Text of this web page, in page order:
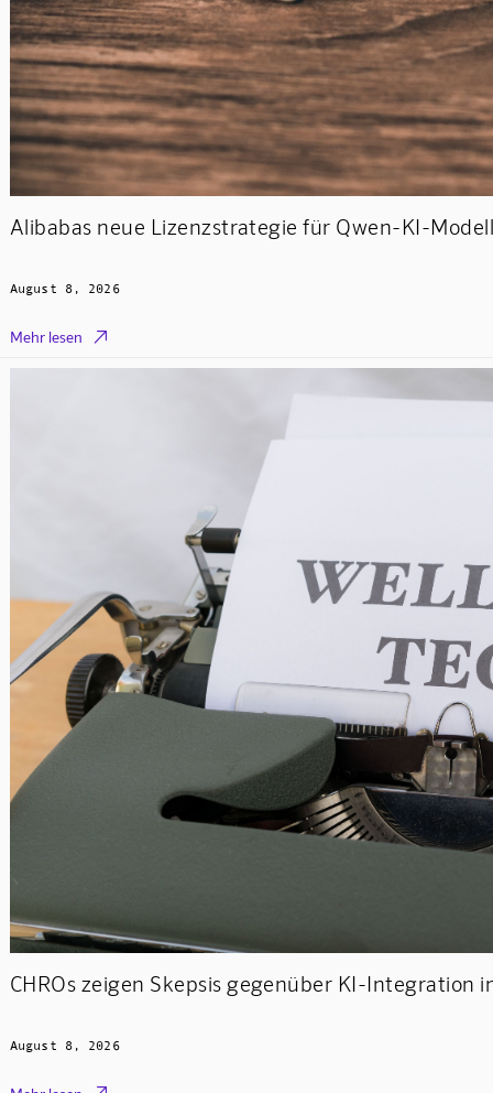
Alibabas neue Lizenzstrategie für Qwen-KI-
August 8, 2026
Mehr lesen 
CHROs zeigen Skepsis gegenüber KI-Integration
August 8, 2026